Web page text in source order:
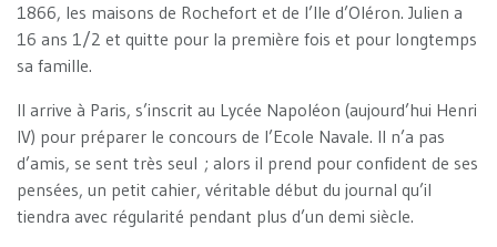
1866, les maisons de Rochefort et de l’Ile d’Oléron. Julien a
16 ans 1/2 et quitte pour la première fois et pour longtemps
sa famille.
Il arrive à Paris, s’inscrit au Lycée Napoléon (aujourd’hui Henri
IV) pour préparer le concours de l’Ecole Navale. Il n’a pas
d’amis, se sent très seul ; alors il prend pour confident de ses
pensées, un petit cahier, véritable début du journal qu’il
tiendra avec régularité pendant plus d’un demi siècle.